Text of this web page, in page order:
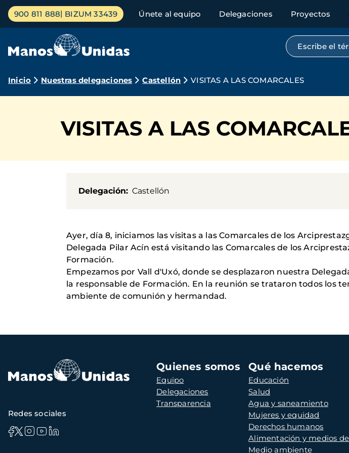
Pasar
contenido
Menú
principal
900 811 888 BIZUM 33439 Únete al equipo Delegaciones Proyectos
Búsqueda
Ruta
navegación
Inicio Nuestras delegaciones Castellón VISITAS A LAS COMARCALES
VISITAS A LAS
Delegación Castellón
Ayer, día 8, iniciamos las visitas a las Comarcales de los
Delegada Pilar Acín está visitando las Comarcales de los
Formación.
Empezamos por Vall d'Uxó, donde se desplazaron nuestra
la responsable de Formación. En la reunión se trataron todos los
ambiente de comunión y hermandad.
Navegación
principal
Quienes somos
Equipo
Delegaciones
Transparencia
Qué hacemos
Educación
Salud
Agua y saneamiento
Mujeres y equidad
Derechos humanos
Alimentación y medios
Medio ambiente
Redes sociales